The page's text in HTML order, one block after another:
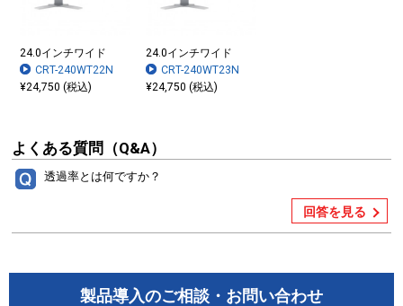
24.0インチワイド
CRT-240WT22N
¥24,750 (税込)
24.0インチワイド
CRT-240WT23N
¥24,750 (税込)
よくある質問（Q&A）
透過率とは何ですか？
回答を見る
製品導入のご相談・お問い合わせ